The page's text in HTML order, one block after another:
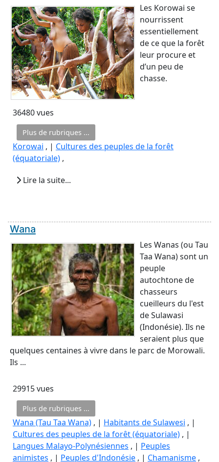
Les Korowai se
nourrissent
essentiellement
de ce que la forêt
leur procure et
d’un peu de
chasse.
36480 vues
Plus de rubriques ...
Korowai , | Cultures des peuples de la forêt
(équatoriale) ,
Lire la suite...
Wana
Les Wanas (ou Tau
Taa Wana) sont un
peuple
autochtone de
chasseurs
cueilleurs du l'est
de Sulawasi
(Indonésie). Ils ne
seraient plus que
quelques centaines à vivre dans le parc de Morowali.
Ils ...
29915 vues
Plus de rubriques ...
Wana (Tau Taa Wana) , | Habitants de Sulawesi , |
Cultures des peuples de la forêt (équatoriale) , |
Langues Malayo-Polynésiennes , | Peuples
animistes , | Peuples d'Indonésie , | Chamanisme ,